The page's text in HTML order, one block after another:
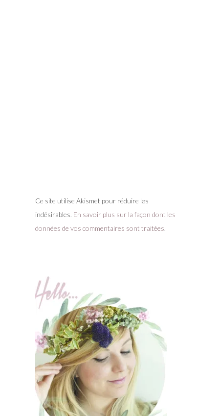
Ce site utilise Akismet pour réduire les
indésirables. En savoir plus sur la façon dont les
données de vos commentaires sont traitées.